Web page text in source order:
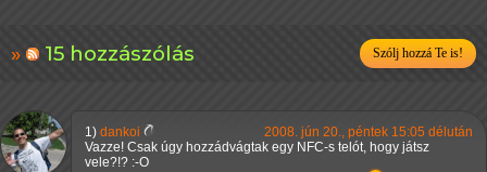
15 hozzászólás Szólj hozzá Te is!
1) dankoi
2008. jún 20., péntek 15:05 délután
Vazze! Csak úgy hozzádvágtak egy NFC-s telót, hogy játsz
vele?!? :-O